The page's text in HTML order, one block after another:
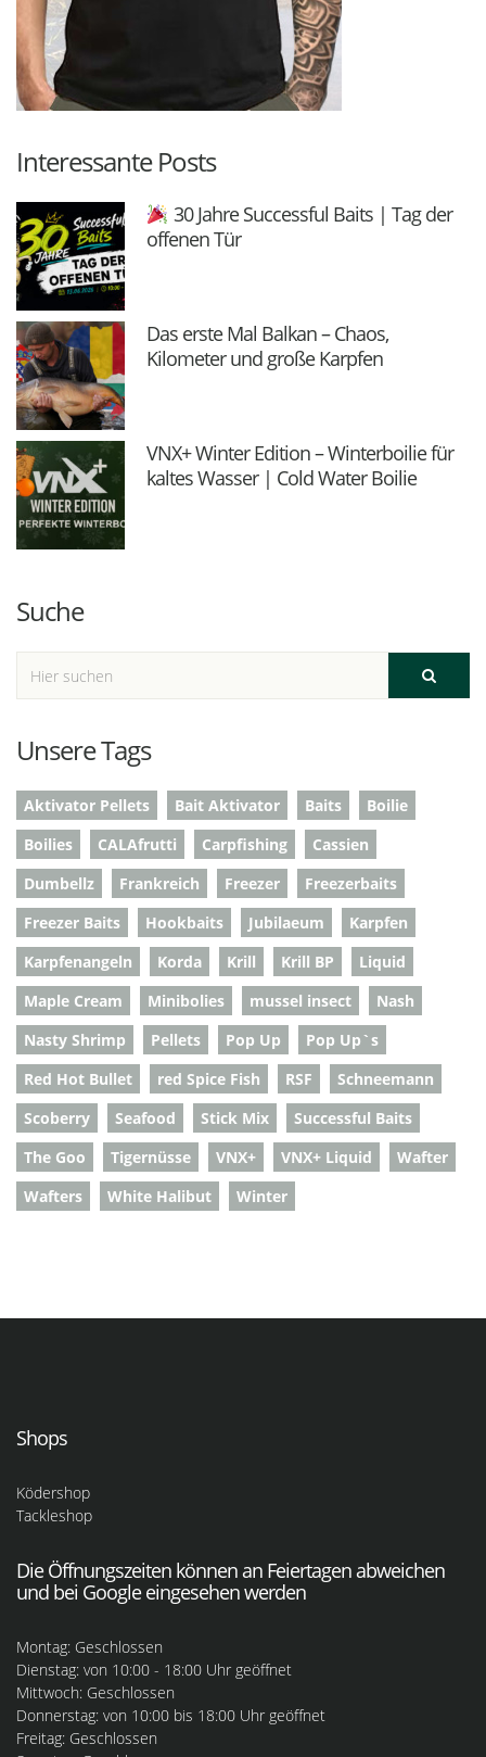
Interessante Posts
30 Jahre Successful Baits | Tag der
offenen Tür
Das erste Mal Balkan – Chaos,
Kilometer und große Karpfen
VNX+ Winter Edition – Winterboilie für
kaltes Wasser | Cold Water Boilie
Suche
Unsere Tags
Aktivator Pellets Bait Aktivator Baits
Boilie
Boilies
CALAfrutti Carpfishing
Cassien
Dumbellz
Frankreich Freezer
Freezerbaits
Freezer Baits
Hookbaits Jubilaeum
Karpfen
Karpfenangeln
Korda Krill Krill BP
Liquid
Maple Cream
Minibolies mussel insect
Nash
Nasty Shrimp
Pellets Pop Up
Pop Up`s
Red Hot Bullet
red Spice Fish RSF
Schneemann
Scoberry
Seafood Stick Mix
Successful Baits
The Goo
Tigernüsse VNX+ VNX+ Liquid
Wafter
Wafters
White Halibut Winter
Shops
Ködershop
Tackleshop
Die Öffnungszeiten können an Feiertagen abweichen
und bei Google eingesehen werden
Montag: Geschlossen
Dienstag: von 10:00 - 18:00 Uhr geöffnet
Mittwoch: Geschlossen
Donnerstag: von 10:00 bis 18:00 Uhr geöffnet
Freitag: Geschlossen